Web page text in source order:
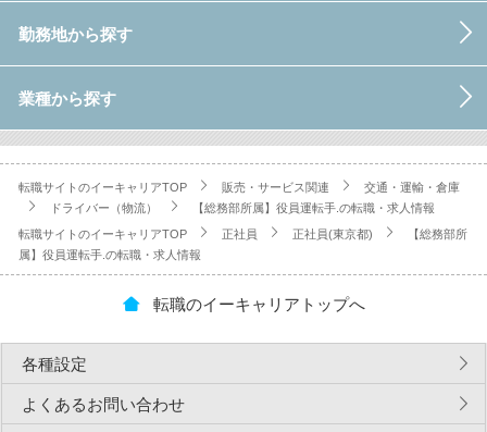
勤務地から探す
業種から探す
転職サイトのイーキャリアTOP 販売・サービス関連
交通・運輸・倉庫
ドライバー（物流）
【総務部所属】役員運転手.の転職・求人情報
転職サイトのイーキャリアTOP 正社員 正社員(東京都)
【総務部所
属】役員運転手.の転職・求人情報
転職のイーキャリアトップへ
各種設定
よくあるお問い合わせ